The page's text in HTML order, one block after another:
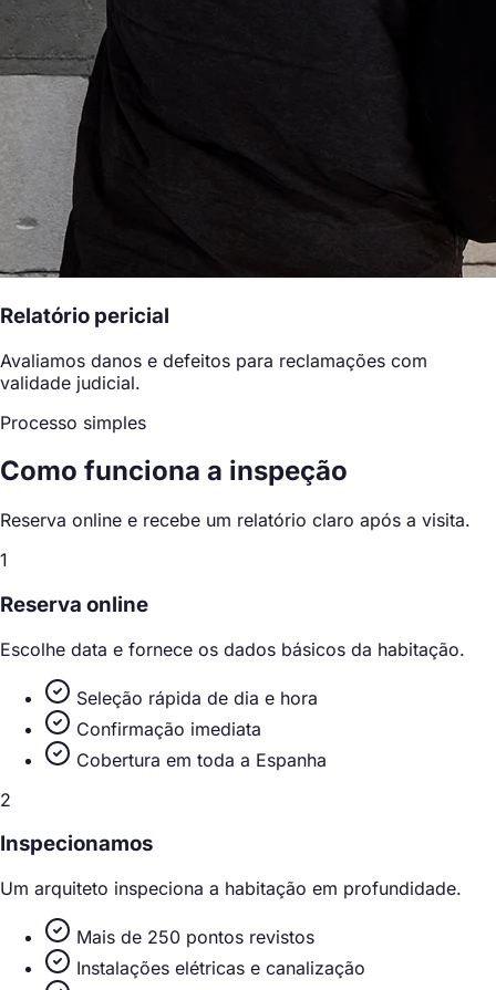
Relatório pericial
Avaliamos danos e defeitos para reclamações com
validade judicial.
Processo simples
Como funciona a inspeção
Reserva online e recebe um relatório claro após a visita.
1
Reserva online
Escolhe data e fornece os dados básicos da habitação.
Seleção rápida de dia e hora
Confirmação imediata
Cobertura em toda a Espanha
2
Inspecionamos
Um arquiteto inspeciona a habitação em profundidade.
Mais de 250 pontos revistos
Instalações elétricas e canalização